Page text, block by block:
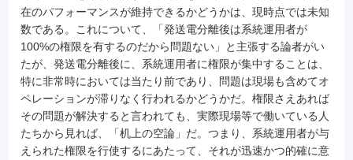
在のパフォーマンスが維持できるかどうかは、現時点では未知
数である。これについて、「発送電分離後は系統運用者が
100%の権限を有するのだから問題ない」と主張する論者がい
たが、発送電分離後に、系統運用者に権限が集中することは、
特に非常時においては当たり前であり、問題は現場も含めてオ
ペレーションが滞りなく行われるかどうかだ。権限さえあれば
その問題が解決すると言われても、実際現場等で働いている人
たちから見れば、「机上の空論」だ。つまり、系統運用者が与
えられた権限を行使するにあたって、それが迅速かつ的確に意